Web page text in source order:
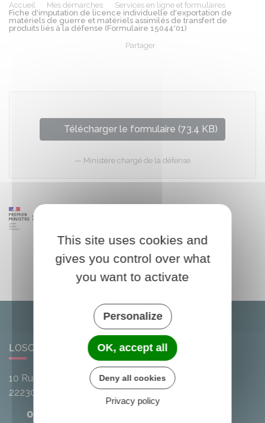
Accueil Mes démarches
Services en ligne et formulaires
Fiche d'imputation de licence individuelle d'exportation de
matériels de guerre et matériels assimilés de transfert de
produits liés à la défense (Formulaire 15044*01)
Partager
Télécharger le formulaire (73.4 KB)
Ministère chargé de la défense
LOSCOUËT-SUR-MEU
10 Rue de l'Avenir
22230
Loscouët-sur-Meu
02 96 25 20 68
This site uses cookies and
gives you control over what
you want to activate
Personalize
OK, accept all
Deny all cookies
Privacy policy